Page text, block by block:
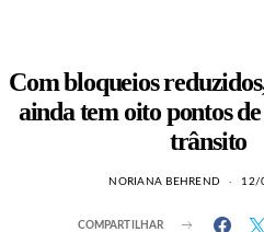
Com bloqueios
ainda tem oito pontos
trânsito
NORIANA BEHREND 12/
COMPARTILHAR